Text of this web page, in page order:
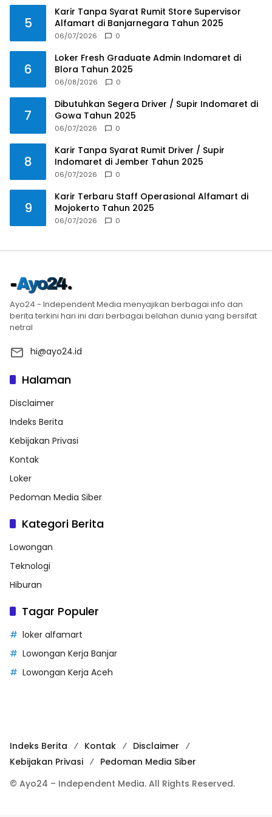
5
Karir Tanpa Syarat Rumit Store Supervisor
Alfamart di Banjarnegara Tahun 2025
06/07/2026 0
6
Loker Fresh Graduate Admin Indomaret di
Blora Tahun 2025
06/08/2026 0
7
Dibutuhkan Segera Driver / Supir Indomaret di
Gowa Tahun 2025
06/07/2026 0
8
Karir Tanpa Syarat Rumit Driver / Supir
Indomaret di Jember Tahun 2025
06/07/2026 0
9
Karir Terbaru Staff Operasional Alfamart di
Mojokerto Tahun 2025
06/07/2026 0
Ayo24 - Independent Media menyajikan berbagai info dan
berita terkini hari ini dari berbagai belahan dunia yang bersifat
netral
hi@ayo24.id
Halaman
Disclaimer
Indeks Berita
Kebijakan Privasi
Kontak
Loker
Pedoman Media Siber
Kategori Berita
Lowongan
Teknologi
Hiburan
Tagar Populer
loker alfamart
Lowongan Kerja Banjar
Lowongan Kerja Aceh
Indeks Berita Kontak
Disclaimer
Kebijakan Privasi
Pedoman Media Siber
© Ayo24 – Independent Media. All Rights Reserved.